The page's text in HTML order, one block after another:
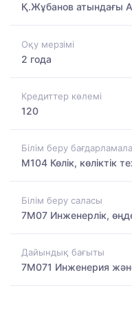
Қ.Жұбанов атындағы
Оқу мерзімі
2 года
Кредиттер көлемі
120
Білім беру
M104 Көлік, көліктік
Білім беру саласы
7M07 Инженерлік,
Дайындық бағыты
7M071 Инженерия